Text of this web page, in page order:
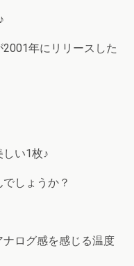
2001年にリリースした
い1枚♪
しょうか？
ログ感を感じる温度